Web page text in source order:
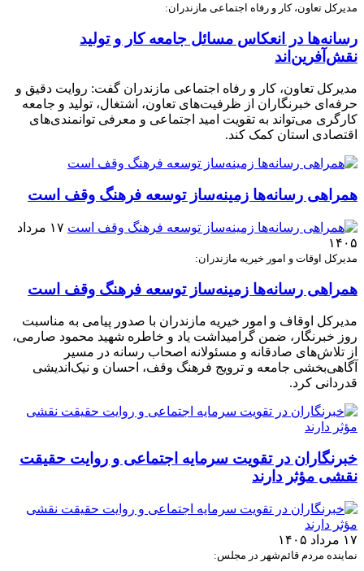
مدیرکل تعاون، کار و رفاه اجتماعی مازندران:
رسانه‌ها در انعکاس مسائل جامعه کار و تولید
نقش‌آفرین‌اند
مدیرکل تعاون، کار و رفاه اجتماعی مازندران گفت: روایت دقیق و
حرفه‌ای خبرنگاران از ظرفیت‌های تعاون، اشتغال، تولید و جامعه
کارگری می‌تواند به تقویت امید اجتماعی و معرفی توانمندی‌های
اقتصادی استان کمک کند.
همراهی رسانه‌ها زمینه‌ساز توسعه فرهنگ وقف است
۱۷ مرداد
۱۴۰۵
مدیرکل اوقات و امور خیریه مازندران:
همراهی رسانه‌ها زمینه‌ساز توسعه فرهنگ وقف است
مدیرکل اوقاف و امور خیریه مازندران با صدور پیامی به مناسبت
روز خبرنگار، ضمن گرامیداشت یاد و خاطره شهید محمود صارمی،
از تلاش‌های صادقانه و مسئولانه اصحاب رسانه در مسیر
آگاهی‌بخشی جامعه و ترویج فرهنگ وقف، احسان و نیک‌اندیشی
قدردانی کرد.
خبرنگاران در تقویت سرمایه اجتماعی و روایت حقیقت
نقشی مؤثر دارند
۱۷ مرداد ۱۴۰۵
نماینده مردم قائم‌شهر در مجلس: